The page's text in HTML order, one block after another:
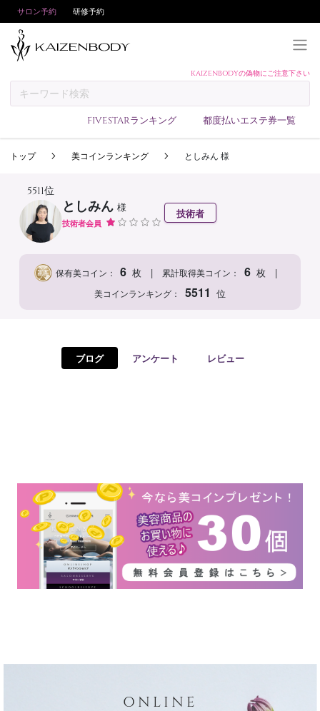
サロン予約 研修予約
KAIZENBODYの偽物にご注意下さい
FIVESTARランキング 都度払いエステ券一覧
予約方法
サロンランキング
アンケート
求人
トップ 美コインランキング としみん 様
5511位
としみん 様
技術者会員
技術者
保有美コイン： 6 枚 | 累計取得美コイン： 6枚 |
美コインランキング： 5511 位
ブログ アンケート レビュー
ONLINE